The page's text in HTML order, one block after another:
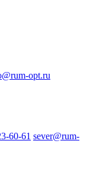
opt.ru
60-61 sever@rum-